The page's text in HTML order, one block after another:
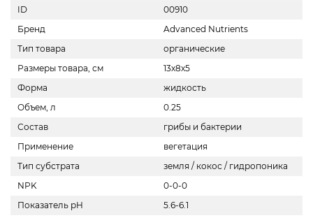
ID
00910
Бренд
Advanced Nutrients
Тип товара
органические
Размеры товара, см
13х8х5
Форма
жидкость
Объем, л
0.25
Состав
грибы и бактерии
Применение
вегетация
Тип субстрата
земля / кокос / гидропоника
NPK
0-0-0
Показатель pH
5.6-6.1